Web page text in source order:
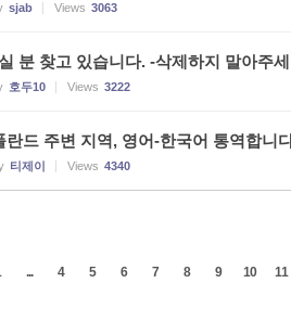
sjab Views 3063
분 찾고 있습니다. -삭제하지 말아주
호두10 Views 3222
란드 주변 지역, 영어-한국어 통역합니
티제이 Views 4340
... 4 5 6 7 8 9 10 11